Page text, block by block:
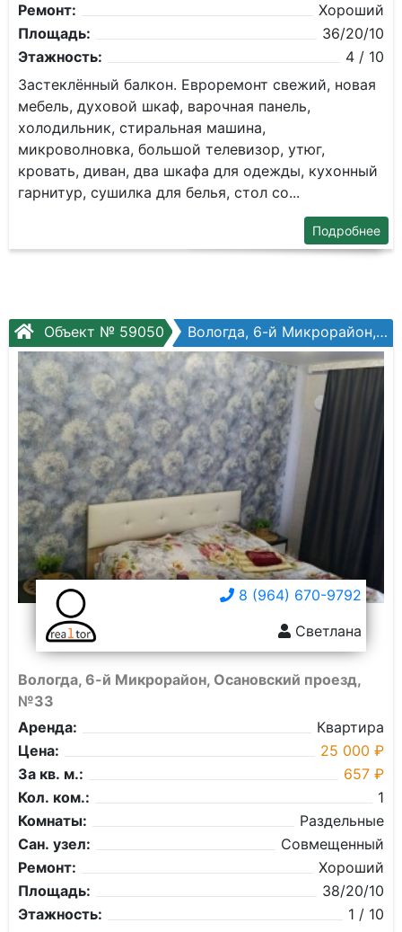
Ремонт:
Хороший
Площадь:
36/20/10
Этажность:
4 / 10
Застеклённый балкон. Евроремонт свежий, новая
мебель, духовой шкаф, варочная панель,
холодильник, стиральная машина,
микроволновка, большой телевизор, утюг,
кровать, диван, два шкафа для одежды, кухонный
гарнитур, сушилка для белья, стол со...
Подробнее
Объект № 59050 Вологда, 6-й Микрорайон, Осановский проезд, №33
8 (964) 670-9792
Светлана
Вологда, 6-й Микрорайон, Осановский проезд,
№33
Аренда:
Квартира
Цена:
25 000 ₽
За кв. м.:
657 ₽
Кол. ком.:
1
Комнаты:
Раздельные
Сан. узел:
Совмещенный
Ремонт:
Хороший
Площадь:
38/20/10
Этажность:
1 / 10